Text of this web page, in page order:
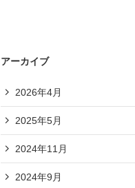
アーカイブ
2026年4月
2025年5月
2024年11月
2024年9月